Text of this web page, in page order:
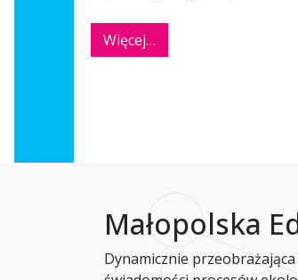
Więcej…
Małopolska
Dynamicznie